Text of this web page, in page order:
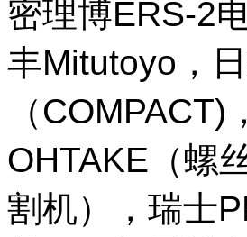
密理博ERS-2
丰Mitutoyo，
（
OHTAKE（螺
割机），瑞士